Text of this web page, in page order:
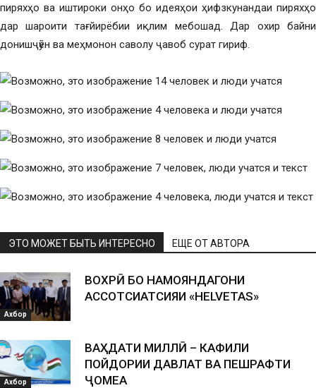
пиряхҳо ва иштироки онҳо бо идеяҳои ҳифзкунандаи пиряхҳо
дар шароити тағйирёбии иқлим мебошад. Дар охир байни
донишҷӯён ва меҳмонон саволу ҷавоб сурат гириф.
ЭТО МОЖЕТ БЫТЬ ИНТЕРЕСНО ЕЩЕ ОТ АВТОРА
Ахбор
ВОХӮРӢ БО НАМОЯНДАГОНИ
АССОТСИАТСИЯИ «HELVETAS»
Ахбор
ВАҲДАТИ МИЛЛӢ – КАФИЛИ
ПОЙДОРИИ ДАВЛАТ ВА ПЕШРАФТИ
ҶОМЕА